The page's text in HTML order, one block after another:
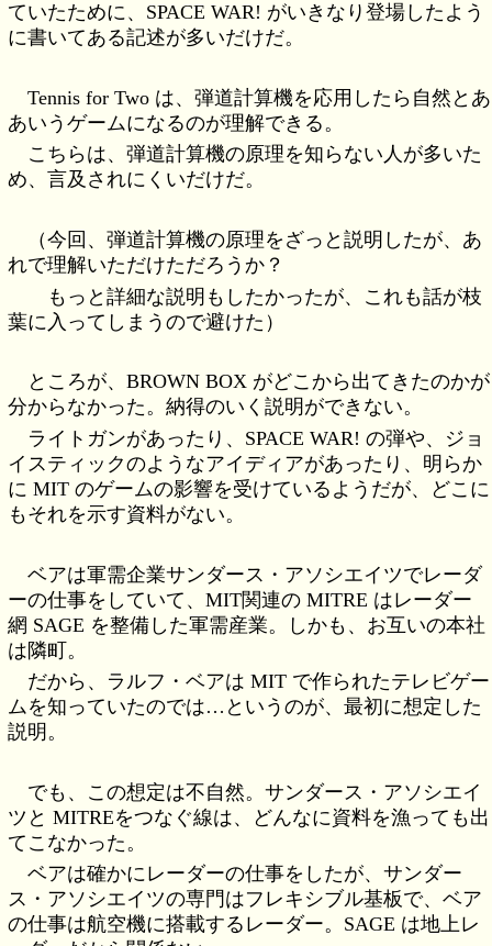
ていたために、SPACE WAR! がいきなり登場したよう
に書いてある記述が多いだけだ。
Tennis for Two は、弾道計算機を応用したら自然とあ
あいうゲームになるのが理解できる。
こちらは、弾道計算機の原理を知らない人が多いた
め、言及されにくいだけだ。
（今回、弾道計算機の原理をざっと説明したが、あ
れで理解いただけただろうか？
もっと詳細な説明もしたかったが、これも話が枝
葉に入ってしまうので避けた）
ところが、BROWN BOX がどこから出てきたのかが
分からなかった。納得のいく説明ができない。
ライトガンがあったり、SPACE WAR! の弾や、ジョ
イスティックのようなアイディアがあったり、明らか
に MIT のゲームの影響を受けているようだが、どこに
もそれを示す資料がない。
ベアは軍需企業サンダース・アソシエイツでレーダ
ーの仕事をしていて、MIT関連の MITRE はレーダー
網 SAGE を整備した軍需産業。しかも、お互いの本社
は隣町。
だから、ラルフ・ベアは MIT で作られたテレビゲー
ムを知っていたのでは…というのが、最初に想定した
説明。
でも、この想定は不自然。サンダース・アソシエイ
ツと MITREをつなぐ線は、どんなに資料を漁っても出
てこなかった。
ベアは確かにレーダーの仕事をしたが、サンダー
ス・アソシエイツの専門はフレキシブル基板で、ベア
の仕事は航空機に搭載するレーダー。SAGE は地上レ